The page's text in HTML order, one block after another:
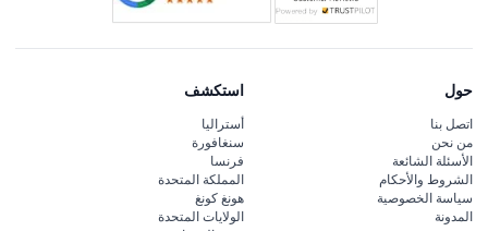
حول
اتصل بنا
من نحن
الأسئلة الشائعة
الشروط والأحكام
سياسة الخصوصية
المدونة
استكشف
أستراليا
سنغافورة
فرنسا
المملكة المتحدة
هونغ كونغ
الولايات المتحدة